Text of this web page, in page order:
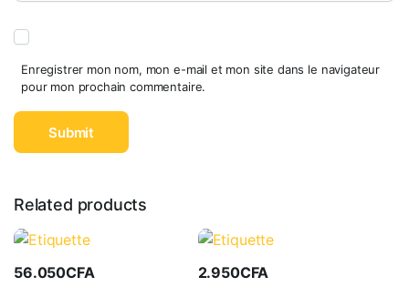
Enregistrer mon nom, mon e-mail et mon site dans le navigateur
pour mon prochain commentaire.
Related products
56.050CFA 2.950CFA